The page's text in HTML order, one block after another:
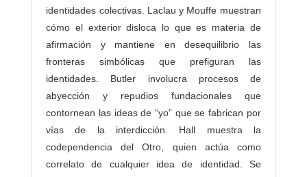
identidades colectivas. Laclau y Mouffe muestran
cómo el exterior disloca lo que es materia de
afirmación y mantiene en desequilibrio las
fronteras simbólicas que prefiguran las
identidades. Butler involucra procesos de
abyección y repudios fundacionales que
contornean las ideas de “yo” que se fabrican por
vías de la interdicción. Hall muestra la
codependencia del Otro, quien actúa como
correlato de cualquier idea de identidad. Se